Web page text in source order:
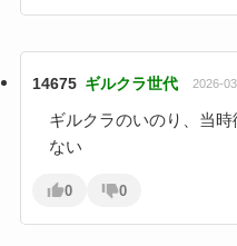
14675 ギルクラ世代 2026-
ギルクラのいのり、当
ない
0 0